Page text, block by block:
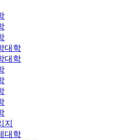
대학
대학
지
대학